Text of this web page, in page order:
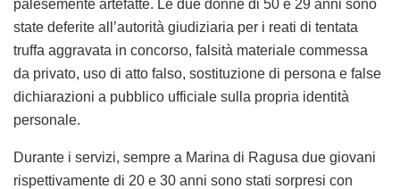
palesemente artefatte. Le due donne di 50 e 29 anni sono
state deferite all’autorità giudiziaria per i reati di tentata
truffa aggravata in concorso, falsità materiale commessa
da privato, uso di atto falso, sostituzione di persona e false
dichiarazioni a pubblico ufficiale sulla propria identità
personale.
Durante i servizi, sempre a Marina di Ragusa due giovani
rispettivamente di 20 e 30 anni sono stati sorpresi con